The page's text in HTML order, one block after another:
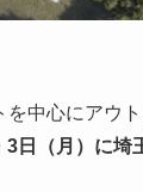
を中心にアウ
日（月）に埼